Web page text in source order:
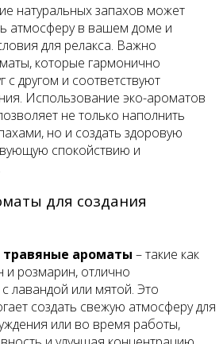
натуральных запахов может
атмосферу в вашем доме и
для релакса. Важно
которые гармонично
с другом и соответствуют
Использование эко-ароматов
не только наполнить
но и создать здоровую
спокойствию и
для создания
ароматы – такие как
и розмарин, отлично
лавандой или мятой. Это
создать свежую атмосферу для
или во время работы,